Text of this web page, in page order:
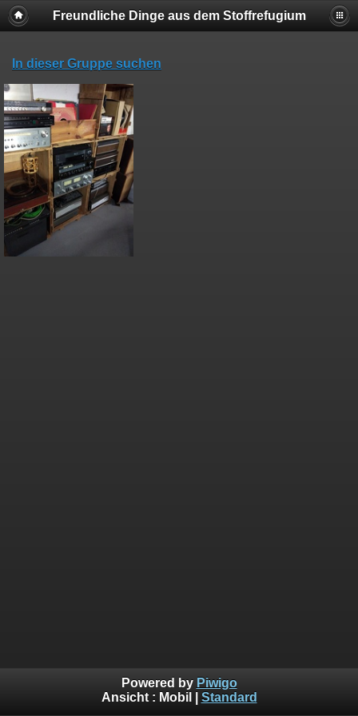
Freundliche Dinge aus dem Stoffrefugium
In dieser Gruppe suchen
Powered by Piwigo
Ansicht : Mobil Standard